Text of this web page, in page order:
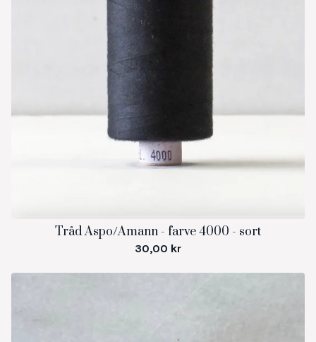
Tråd Aspo/Amann - farve 4000 - sort
30,00 kr